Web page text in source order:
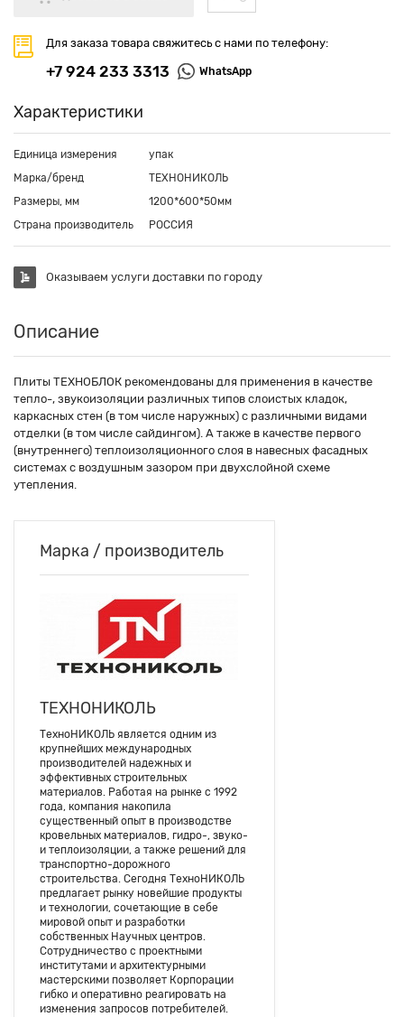
Для заказа товара свяжитесь с нами по телефону:
+7 924 233 3313 WhatsApp
Характеристики
Единица измерения
упак
Марка/бренд
ТЕХНОНИКОЛЬ
Размеры, мм
1200*600*50мм
Страна производитель
РОССИЯ
Оказываем услуги доставки по городу
Описание
Плиты ТЕХНОБЛОК рекомендованы для применения в качестве
тепло-, звукоизоляции различных типов слоистых кладок,
каркасных стен (в том числе наружных) с различными видами
отделки (в том числе сайдингом). А также в качестве первого
(внутреннего) теплоизоляционного слоя в навесных фасадных
системах с воздушным зазором при двухслойной схеме
утепления.
Марка / производитель
ТЕХНОНИКОЛЬ
ТехноНИКОЛЬ является одним из
крупнейших международных
производителей надежных и
эффективных строительных
материалов. Работая на рынке с 1992
года, компания накопила
существенный опыт в производстве
кровельных материалов, гидро-, звуко-
и теплоизоляции, а также решений для
транспортно-дорожного
строительства. Сегодня ТехноНИКОЛЬ
предлагает рынку новейшие продукты
и технологии, сочетающие в себе
мировой опыт и разработки
собственных Научных центров.
Сотрудничество с проектными
институтами и архитектурными
мастерскими позволяет Корпорации
гибко и оперативно реагировать на
изменения запросов потребителей.